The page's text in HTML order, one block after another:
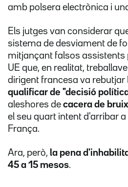
amb polsera electrònica i
Els jutges van considerar
sistema de desviament de
mitjançant falsos assistents
UE que, en realitat,
dirigent francesa va rebutjar
qualificar de "decisió
aleshores de cacera de
el seu quart intent d'arribar
França.
Ara, però, la pena
45 a 15 mesos.